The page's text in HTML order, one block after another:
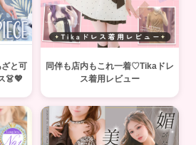
と可
👗💖
同伴も店内もこれ一着♡Tikaドレ
ス着用レビュー